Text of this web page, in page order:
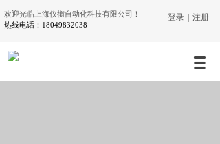
欢迎光临上海仪衡自动化科技有限公司！
热线电话：18049832038
登录 注册